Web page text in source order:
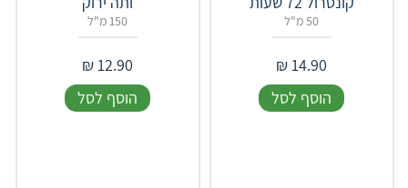
50 מ"ל
14.90
₪
הוסף לסל
150 מ"ל
12.90
₪
הוסף לסל